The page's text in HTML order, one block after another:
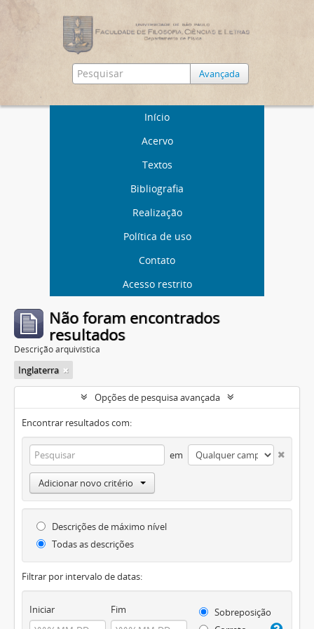
Avançada
Início
Acervo
Textos
Bibliografia
Realização
Política de uso
Contato
Acesso restrito
Não foram encontrados
resultados
Descrição arquivística
Inglaterra
Opções de pesquisa avançada
Encontrar resultados com:
em
Adicionar novo critério
Descrições de máximo nível
Todas as descrições
Filtrar por intervalo de datas:
Iniciar Fim
Sobreposição